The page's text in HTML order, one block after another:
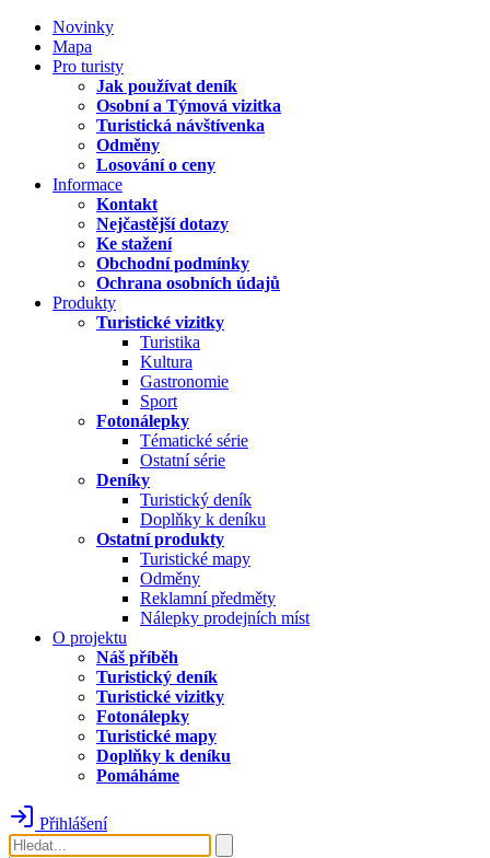
Novinky
Mapa
Pro turisty
Jak používat deník
Osobní a Týmová vizitka
Turistická návštívenka
Odměny
Losování o ceny
Informace
Kontakt
Nejčastější dotazy
Ke stažení
Obchodní podmínky
Ochrana osobních údajů
Produkty
Turistické vizitky
Turistika
Kultura
Gastronomie
Sport
Fotonálepky
Tématické série
Ostatní série
Deníky
Turistický deník
Doplňky k deníku
Ostatní produkty
Turistické mapy
Odměny
Reklamní předměty
Nálepky prodejních míst
O projektu
Náš příběh
Turistický deník
Turistické vizitky
Fotonálepky
Turistické mapy
Doplňky k deníku
Pomáháme
Přihlášení